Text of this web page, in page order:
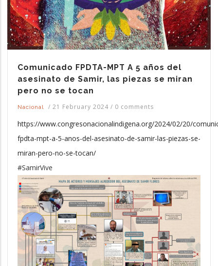
Comunicado FPDTA-MPT A 5 años del
asesinato de Samir, las piezas se miran
pero no se tocan
Nacional / 21 February 2024 / 0 comments
https://www.congresonacionalindigena.org/2024/02/20/
fpdta-mpt-a-5-anos-del-asesinato-de-samir-las-piezas-se-
miran-pero-no-se-tocan/
#SamirVive